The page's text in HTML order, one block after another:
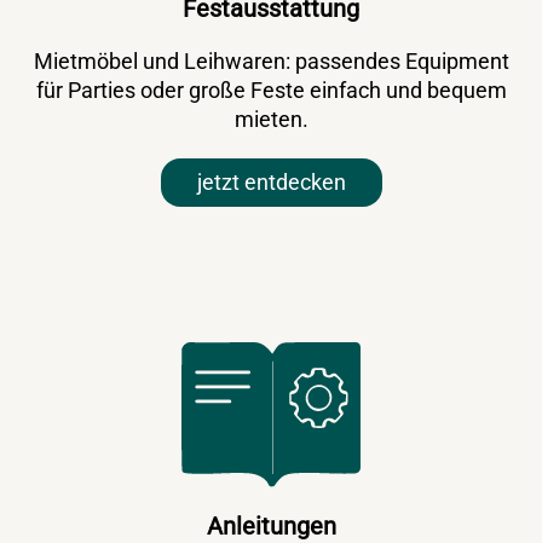
Festausstattung
Mietmöbel und Leihwaren: passendes Equipment
für Parties oder große Feste einfach und bequem
mieten.
jetzt entdecken
Anleitungen